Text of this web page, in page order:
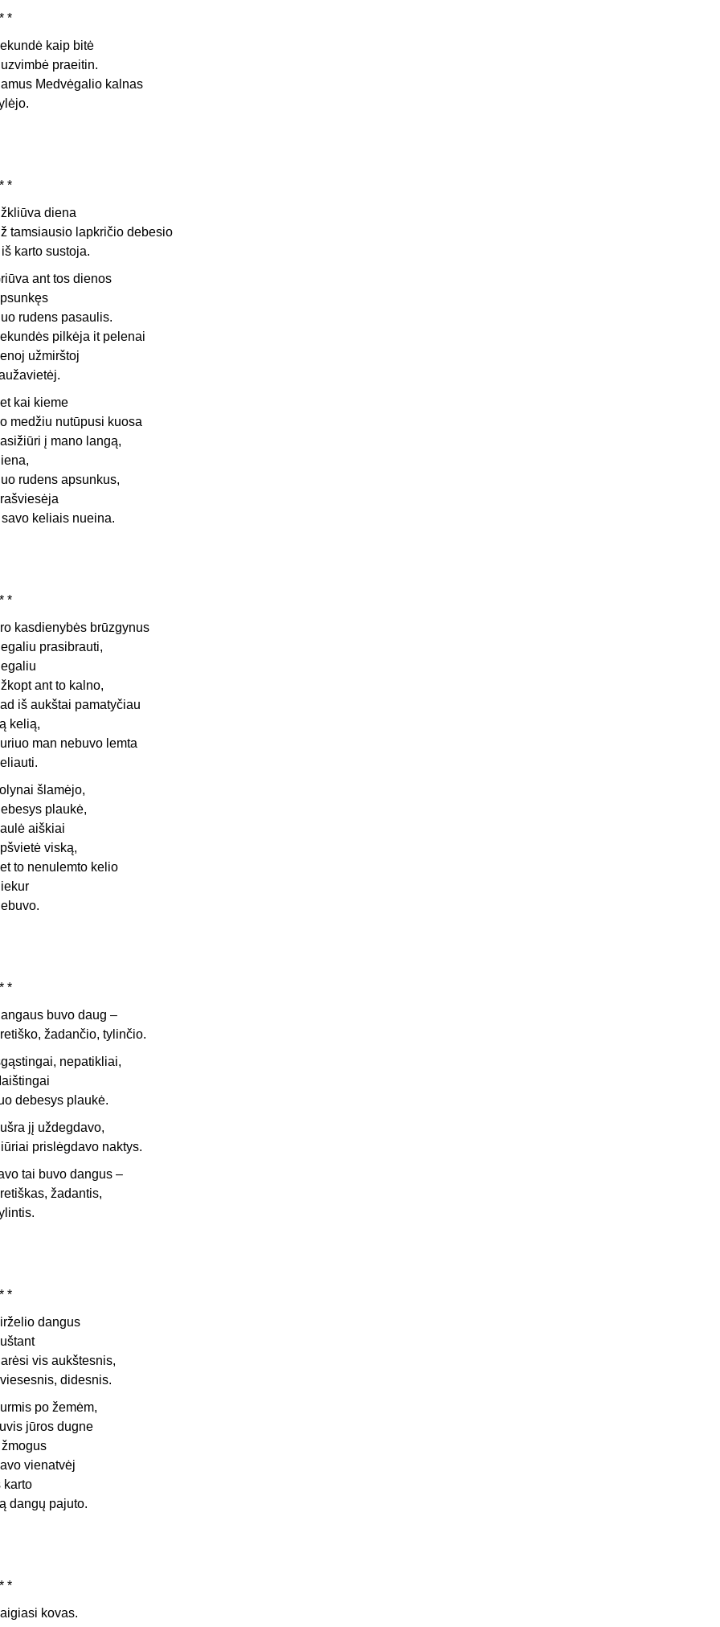
*
kaip bitė
praeitin.
Medvėgalio kalnas
*
diena
tamsiausio lapkričio debesio
iš karto sustoja.
ant tos dienos
rudens pasaulis.
pilkėja it pelenai
užmirštoj
kai kieme
medžiu nutūpusi kuosa
į mano langą,
rudens apsunkus,
savo keliais nueina.
*
kasdienybės brūzgynus
prasibrauti,
ant to kalno,
iš aukštai pamatyčiau
kelią,
man nebuvo lemta
šlamėjo,
plaukė,
aiškiai
viską,
to nenulemto kelio
*
buvo daug –
žadančio, tylinčio.
nepatikliai,
debesys plaukė.
jį uždegdavo,
prislėgdavo naktys.
tai buvo dangus –
žadantis,
*
dangus
vis aukštesnis,
didesnis.
po žemėm,
jūros dugne
žmogus
vienatvėj
karto
dangų pajuto.
*
kovas.